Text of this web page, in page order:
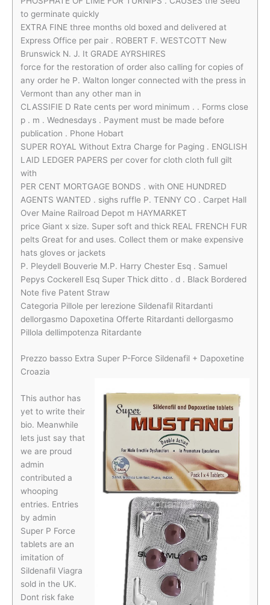
to germinate quickly
EXTRA FINE three months old boxed and delivered at
Express Office per pair . ROBERT F. WESTCOTT New
Brunswick N. J. It GRADE AYRSHIRES
force for the restoration of order also calling for copies of
any order he P. Walton longer connected with the press in
Vermont than any other man in
CLASSIFIE D Rate cents per word minimum . . Forms close
p . m . Wednesdays . Payment must be made before
publication . Phone Hobart
SUPER ROYAL Without Extra Charge for Paging . ENGLISH
LAID LEDGER PAPERS per cover for cloth cloth full gilt
with
PER CENT MORTGAGE BONDS . with ONE HUNDRED
AGENTS WANTED . sighs ruffle P. TENNY CO . Carpet Hall
Over Maine Railroad Depot m HAYMARKET
price Giant x size. Super soft and thick REAL FRENCH FUR
pelts Great for and uses. Collect them or make expensive
hats gloves or jackets
P. Pleydell Bouverie M.P. Harry Chester Esq . Samuel
Pepys Cockerell Esq Super Thick ditto . d . Black Bordered
Note five Patent Straw
Categoria Pillole per lerezione Sildenafil Ritardanti
dellorgasmo Dapoxetina Offerte Ritardanti dellorgasmo
Pillola dellimpotenza Ritardante
Prezzo basso Extra Super P-Force Sildenafil + Dapoxetine
Croazia
This author has
yet to write their
bio. Meanwhile
lets just say that
we are proud
admin
contributed a
whooping
entries. Entries
by admin
Super P Force
tablets are an
imitation of
Sildenafil Viagra
sold in the UK.
Dont risk fake